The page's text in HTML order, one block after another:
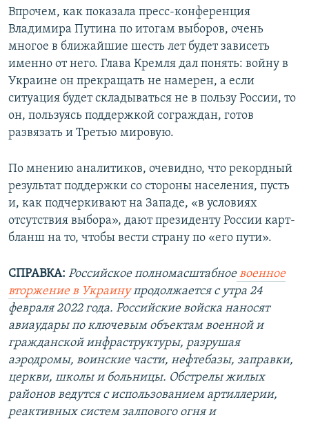
Впрочем, как показала пресс-конференция
Владимира Путина по итогам выборов, очень
многое в ближайшие шесть лет будет зависеть
именно от него. Глава Кремля дал понять: войну в
Украине он прекращать не намерен, а если
ситуация будет складываться не в пользу России, то
он, пользуясь поддержкой сограждан, готов
развязать и Третью мировую.
По мнению аналитиков, очевидно, что рекордный
результат поддержки со стороны населения, пусть
и, как подчеркивают на Западе, «в условиях
отсутствия выбора», дают президенту России карт-
бланш на то, чтобы вести страну по «его пути».
СПРАВКА: Российское полномасштабноевоенное
вторжение в Украинупродолжается с утра 24
февраля 2022 года. Российские войска наносят
авиаудары по ключевым объектам военной и
гражданской инфраструктуры, разрушая
аэродромы, воинские части, нефтебазы, заправки,
церкви, школы и больницы. Обстрелы жилых
районов ведутся с использованием артиллерии,
реактивных систем залпового огня и